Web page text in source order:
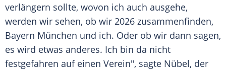
verlängern sollte, wovon ich auch ausgehe,
werden wir sehen, ob wir 2026 zusammenfinden,
Bayern München und ich. Oder ob wir dann sagen,
es wird etwas anderes. Ich bin da nicht
festgefahren auf einen Verein", sagte Nübel, der